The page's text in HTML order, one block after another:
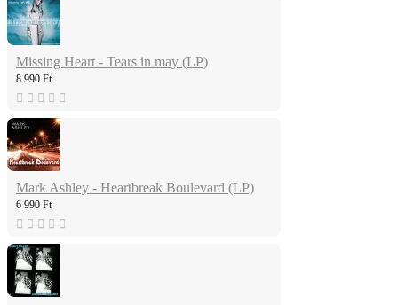
Missing Heart - Tears in may (LP)
8 990 Ft
Mark Ashley - Heartbreak Boulevard (LP)
6 990 Ft